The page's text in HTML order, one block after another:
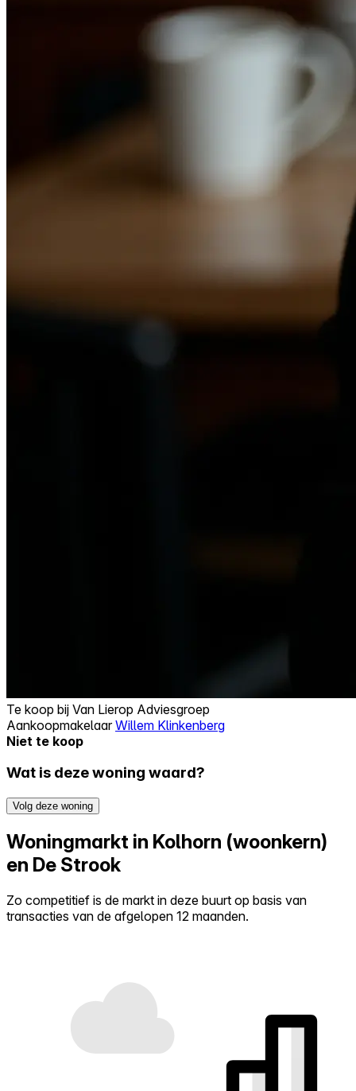
Te koop bij Van Lierop Adviesgroep
AankoopmakelaarWillem Klinkenberg
Niet te koop
Wat is deze woning waard?
Volg deze woning
Woningmarkt in Kolhorn (woonkern)
en De Strook
Zo competitief is de markt in deze buurt op basis van
transacties van de afgelopen 12 maanden.